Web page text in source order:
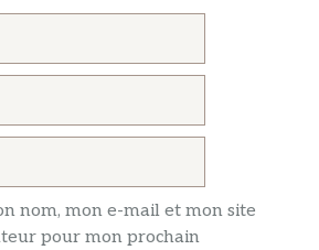
nom, mon e-mail et mon site
pour mon prochain